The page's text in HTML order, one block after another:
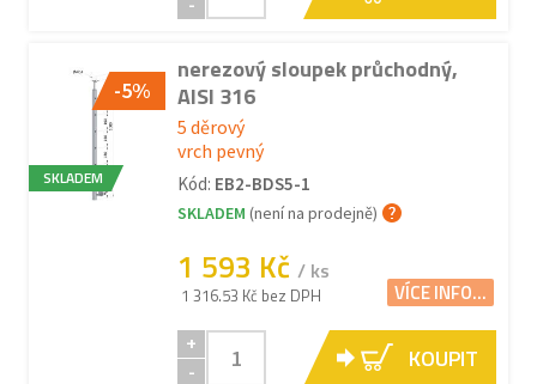
-5%
SKLADEM
nerezový sloupek průchodný,
AISI 316
5 děrový
vrch pevný
Kód: EB2-BDS5-1
SKLADEM (není na prodejně)
1 593 Kč / ks
1 316.53 Kč bez DPH VÍCE INFO...
+
-
KOUPIT